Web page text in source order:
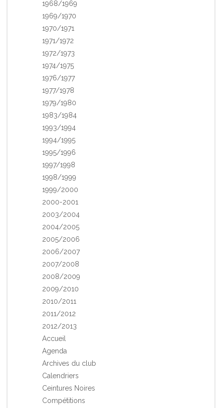
1968/1969
1969/1970
1970/1971
1971/1972
1972/1973
1974/1975
1976/1977
1977/1978
1979/1980
1983/1984
1993/1994
1994/1995
1995/1996
1997/1998
1998/1999
1999/2000
2000-2001
2003/2004
2004/2005
2005/2006
2006/2007
2007/2008
2008/2009
2009/2010
2010/2011
2011/2012
2012/2013
Accueil
Agenda
Archives du club
Calendriers
Ceintures Noires
Compétitions